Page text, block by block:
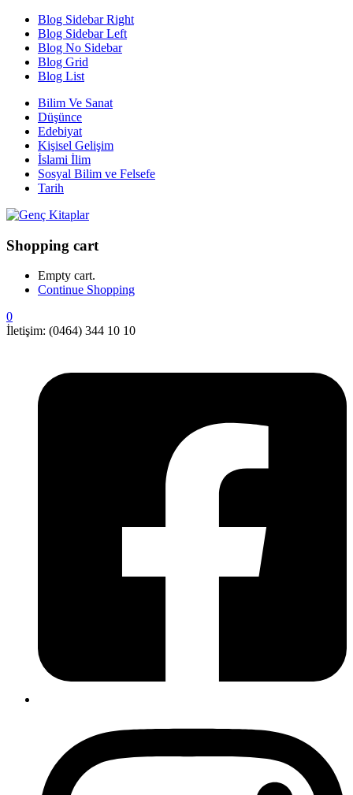
Blog Sidebar Right
Blog Sidebar Left
Blog No Sidebar
Blog Grid
Blog List
Bilim Ve Sanat
Düşünce
Edebiyat
Kişisel Gelişim
İslami İlim
Sosyal Bilim ve Felsefe
Tarih
Shopping cart
Empty cart.
Continue Shopping
0
İletişim: (0464) 344 10 10